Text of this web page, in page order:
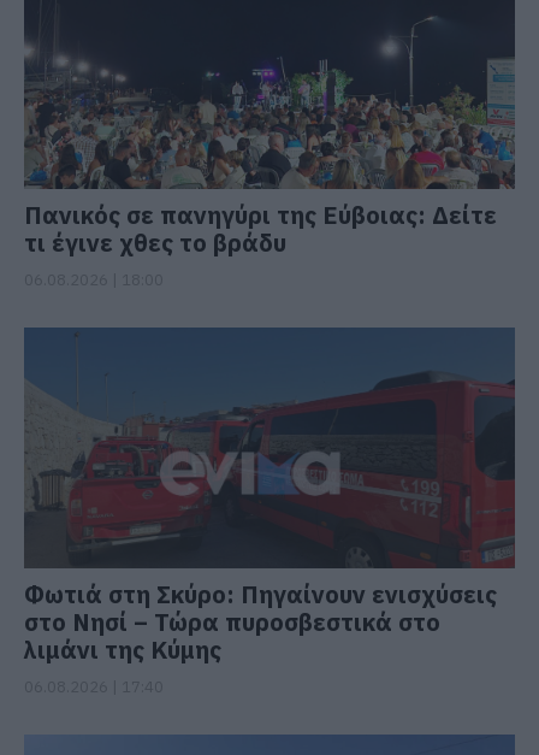
Πανικός σε πανηγύρι της Εύβοιας: Δείτε
τι έγινε χθες το βράδυ
Φωτιά στη Σκύρο: Πηγαίνουν ενισχύσεις
στο Νησί – Τώρα πυροσβεστικά στο
λιμάνι της Κύμης